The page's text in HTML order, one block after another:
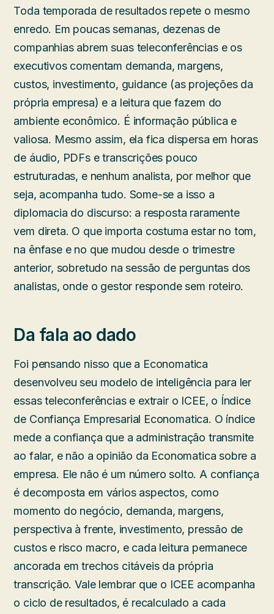
Toda temporada de resultados repete o mesmo
enredo. Em poucas semanas, dezenas de
companhias abrem suas teleconferências e os
executivos comentam demanda, margens,
custos, investimento, guidance (as projeções da
própria empresa) e a leitura que fazem do
ambiente econômico. É informação pública e
valiosa. Mesmo assim, ela fica dispersa em horas
de áudio, PDFs e transcrições pouco
estruturadas, e nenhum analista, por melhor que
seja, acompanha tudo. Some-se a isso a
diplomacia do discurso: a resposta raramente
vem direta. O que importa costuma estar no tom,
na ênfase e no que mudou desde o trimestre
anterior, sobretudo na sessão de perguntas dos
analistas, onde o gestor responde sem roteiro.
Da fala ao dado
Foi pensando nisso que a Economatica
desenvolveu seu modelo de inteligência para ler
essas teleconferências e extrair o ICEE, o Índice
de Confiança Empresarial Economatica. O índice
mede a confiança que a administração transmite
ao falar, e não a opinião da Economatica sobre a
empresa. Ele não é um número solto. A confiança
é decomposta em vários aspectos, como
momento do negócio, demanda, margens,
perspectiva à frente, investimento, pressão de
custos e risco macro, e cada leitura permanece
ancorada em trechos citáveis da própria
transcrição. Vale lembrar que o ICEE acompanha
o ciclo de resultados, é recalculado a cada